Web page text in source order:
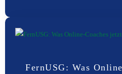
FernUSG: Was